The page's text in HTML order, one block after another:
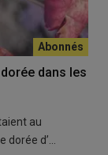
dans les
au
d’…